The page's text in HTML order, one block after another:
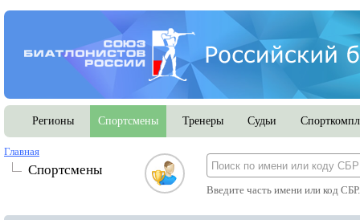
Регионы Спортсмены Тренеры Судьи
Главная
Спортсмены
Введите часть имени или код